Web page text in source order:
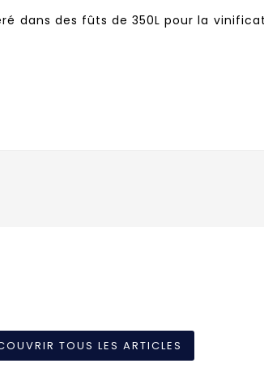
dans des fûts de 350L pour la
TOUS LES ARTICLES